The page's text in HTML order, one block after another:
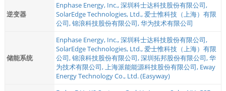
逆变器
Enphase Energy, Inc.,深圳科士达科技股份有限公司,
SolarEdge Technologies, Ltd.,爱士惟科技（上海）有限
公司,锦浪科技股份有限公司,华为技术有限公司
储能系统
Enphase Energy, Inc.,深圳科士达科技股份有限公司,
SolarEdge Technologies, Ltd.,爱士惟科技（上海）有限
公司,锦浪科技股份有限公司,深圳拓邦股份有限公司,华
为技术有限公司,上海派能能源科技股份有限公司, Eway
Energy Technology Co., Ltd. (Easyway)